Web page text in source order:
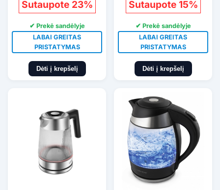
Sutaupote 23%
✔ Prekė sandėlyje
LABAI GREITAS
PRISTATYMAS
Dėti į krepšelį
Sutaupote 15%
✔ Prekė sandėlyje
LABAI GREITAS
PRISTATYMAS
Dėti į krepšelį